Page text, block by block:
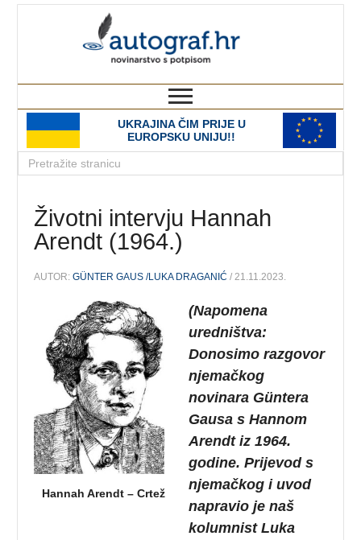
UKRAJINA ČIM PRIJE U
EUROPSKU UNIJU!!
Životni intervju Hannah
Arendt (1964.)
AUTOR:GÜNTER GAUS /LUKA DRAGANIĆ / 21.11.2023.
Hannah Arendt – Crtež
(Napomena
uredništva:
Donosimo razgovor
njemačkog
novinara Güntera
Gausa s Hannom
Arendt iz 1964.
godine. Prijevod s
njemačkog i uvod
napravio je naš
kolumnist Luka